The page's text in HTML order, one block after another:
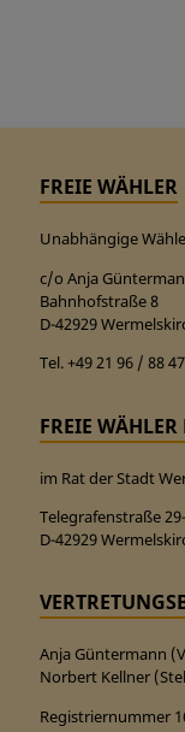
FREIE WÄHLER
Unabhängige
c/o Anja
Bahnhofstraße 8
D-42929
Tel. +49 21 96 / 88
FREIE
im Rat der Stadt
Telegrafenstraße
D-42929
Anja Güntermann
Norbert Kellner
Registriernummer